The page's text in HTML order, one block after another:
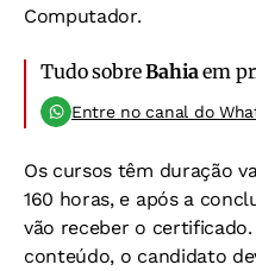
Computador.
Tudo sobreBahia em
Entre no canal do
Os cursos têm duração
160 horas, e após a
vão receber o
conteúdo, o candidato